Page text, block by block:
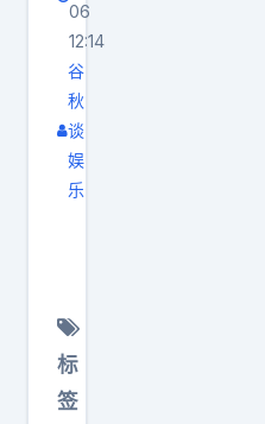
06
12:14
谷
秋
谈
娱
乐
穿
成
这
标
签